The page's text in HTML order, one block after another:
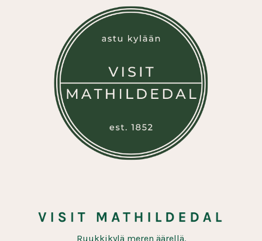
Ruukkikylä meren äärellä.